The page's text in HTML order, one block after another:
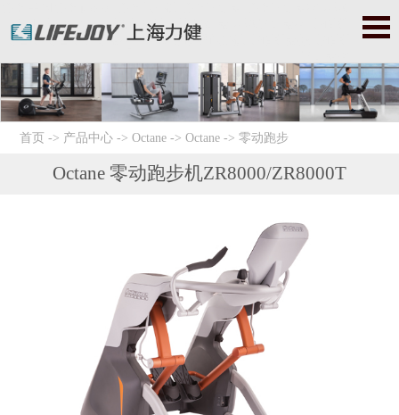
美国星驰|startrac|星驰跑步机|星驰健身器|星驰健身器材|赛佰斯|
赛百斯|赛百斯健身器材|Cybex|赛佰斯跑步机|赛佰斯器械|赛佰斯
首页 -> 产品中心->Octane ->Octane ->零动跑步
Octane 零动跑步机ZR8000/ZR8000T